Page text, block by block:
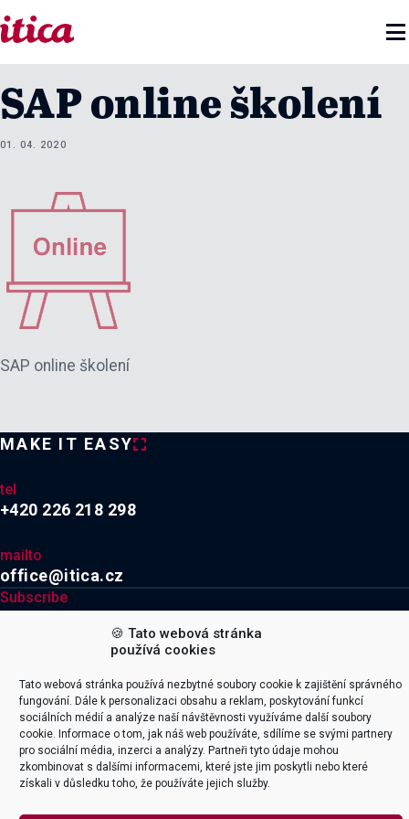
🍪 Tato webová stránka
používá cookies
Tato webová stránka používá nezbytné soubory cookie k zajištění správného
fungování. Dále k personalizaci obsahu a reklam, poskytování funkcí
sociálních médií a analýze naší návštěvnosti využíváme další soubory
cookie. Informace o tom, jak náš web používáte, sdílíme se svými partnery
pro sociální média, inzerci a analýzy. Partneři tyto údaje mohou
zkombinovat s dalšími informacemi, které jste jim poskytli nebo které
získali v důsledku toho, že používáte jejich služby.

SAP online školení
01. 04. 2020
SAP online školení
MAKE IT EASY
tel
+420 226 218 298
mailto
office@itica.cz
Subscribe
Explore
Naše služby
Integrace
Productoo
Company
Kariéra
O firmě
Certifikace & Ocenění